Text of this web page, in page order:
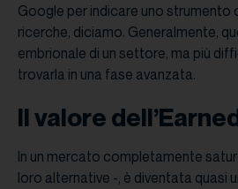
Google per indicare uno strumento
ricerche, diciamo. Generalmente,
embrionale di un settore, ma più
trovarla in una fase avanzata.
Il valore
In un mercato completamente
loro alternative -, è diventata quasi